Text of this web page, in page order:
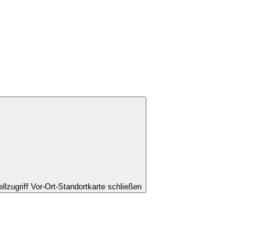
Vor-Ort-Standortkarte schließen